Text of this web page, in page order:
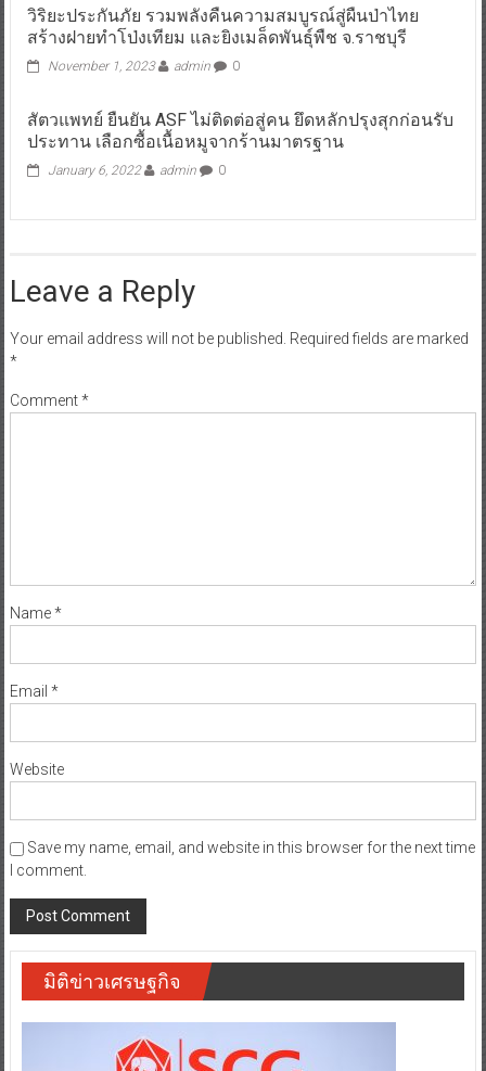
วิริยะประกันภัย รวมพลังคืนความสมบูรณ์สู่ผืนป่าไทย
สร้างฝายทำโป่งเทียม และยิงเมล็ดพันธุ์พืช จ.ราชบุรี
November 1, 2023 admin 0
สัตวแพทย์ ยืนยัน ASF ไม่ติดต่อสู่คน ยึดหลักปรุงสุกก่อนรับ
ประทาน เลือกซื้อเนื้อหมูจากร้านมาตรฐาน
January 6, 2022 admin 0
Leave a Reply
Your email address will not be published. Required fields are marked
*
Comment*
Name*
Email *
Website
Save my name, email, and website in this browser for the next time
I comment.
มิติข่าวเศรษฐกิจ